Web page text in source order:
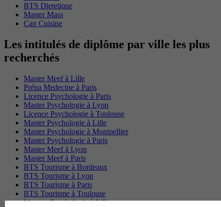
BTS Dietetique
Master Mass
Cap Cuisine
Les intitulés de diplôme par ville les plus
recherchés
Master Meef à Lille
Prépa Medecine à Paris
Licence Psychologie à Paris
Master Psychologie à Lyon
Licence Psychologie à Toulouse
Master Psychologie à Lille
Master Psychologie à Montpellier
Master Psychologie à Paris
Master Meef à Lyon
Master Meef à Paris
BTS Tourisme à Bordeaux
BTS Tourisme à Lyon
BTS Tourisme à Paris
BTS Tourisme à Toulouse
Licence Psychologie à Lille